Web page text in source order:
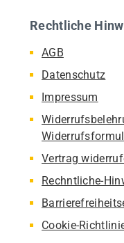
Rechtliche
AGB
Datenschutz
Impressum
Vertrag
Rechntliche-
Cookie-